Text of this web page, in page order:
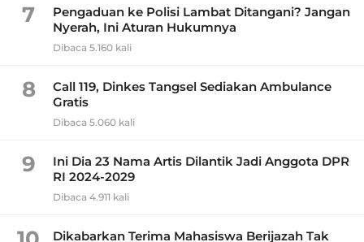
7
Pengaduan ke Polisi Lambat Ditangani? Jangan
Nyerah, Ini Aturan Hukumnya
Dibaca 5.160 kali
8
Call 119, Dinkes Tangsel Sediakan Ambulance
Gratis
Dibaca 5.060 kali
9
Ini Dia 23 Nama Artis Dilantik Jadi Anggota DPR
RI 2024-2029
Dibaca 4.911 kali
Dikabarkan Terima Mahasiswa Berijazah Tak